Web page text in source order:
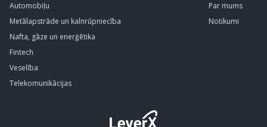
Automobiļu
Metālapstrāde un kalnrūpniecība
Nafta, gāze un enerģētika
Fintech
Veselība
Telekomunikācijas
Par mums
Notikumi